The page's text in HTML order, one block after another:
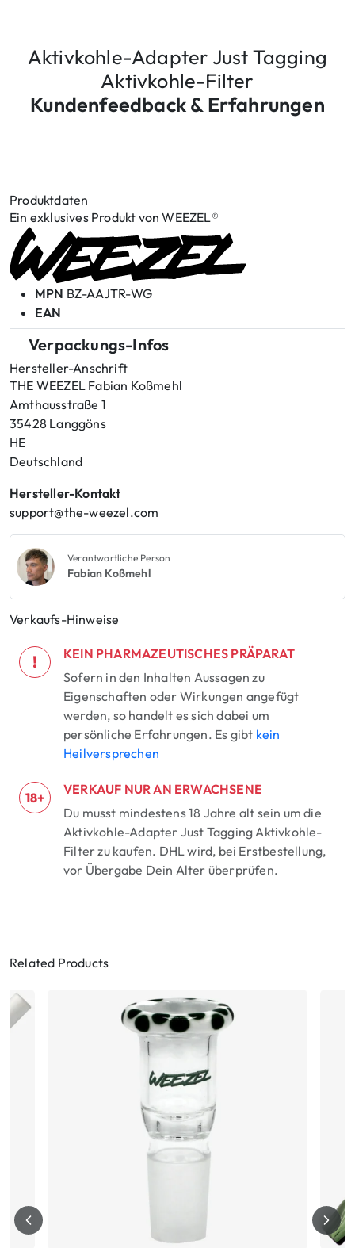
Aktivkohle-Adapter Just Tagging
Aktivkohle-Filter
Kundenfeedback & Erfahrungen
Produktdaten
Ein exklusives Produkt von WEEZEL®
MPN BZ-AAJTR-WG
EAN
Verpackungs-Infos
Hersteller-Anschrift
THE WEEZEL Fabian Koßmehl
Amthausstraße 1
35428 Langgöns
HE
Deutschland
Hersteller-Kontakt
support@the-weezel.com
Verantwortliche Person
Fabian Koßmehl
Verkaufs-Hinweise
!
KEIN PHARMAZEUTISCHES PRÄPARAT
Sofern in den Inhalten Aussagen zu
Eigenschaften oder Wirkungen angefügt
werden, so handelt es sich dabei um
persönliche Erfahrungen. Es gibt kein
Heilversprechen
18+
VERKAUF NUR AN ERWACHSENE
Du musst mindestens 18 Jahre alt sein um die
Aktivkohle-Adapter Just Tagging Aktivkohle-
Filter zu kaufen. DHL wird, bei Erstbestellung,
vor Übergabe Dein Alter überprüfen.
Related Products